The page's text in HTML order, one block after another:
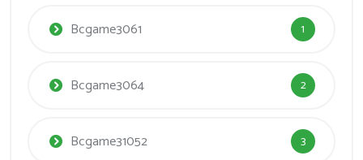
Bcgame3061 1
Bcgame3064 2
Bcgame31052 3